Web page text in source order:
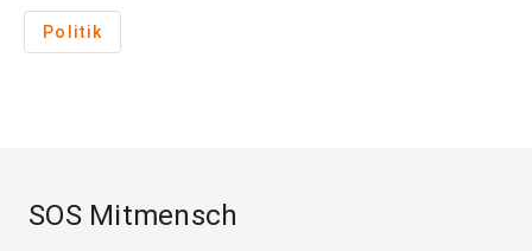
Politik
SOS Mitmensch